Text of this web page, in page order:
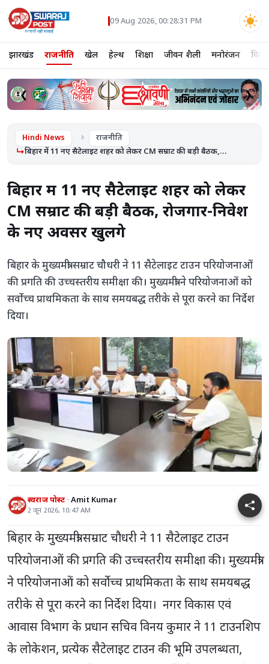
09 Aug 2026, 00:28:32 PM
झारखंड राजनीति खेल हेल्थ शिक्षा जीवन शैली मनोरंजन विदेश
❮ ❯
Hindi News राजनीति
बिहार में 11 नए सैटेलाइट शहर को लेकर CM सम्राट की बड़ी बैठक,...
बिहार में 11 नए सैटेलाइट शहर को लेकर
CM सम्राट की बड़ी बैठक, रोजगार-निवेश
के नए अवसर खुलेंगे
बिहार के मुख्यमंत्री सम्राट चौधरी ने 11 सैटेलाइट टाउन परियोजनाओं
की प्रगति की उच्चस्तरीय समीक्षा की। मुख्यमंत्री ने परियोजनाओं को
सर्वोच्च प्राथमिकता के साथ समयबद्ध तरीके से पूरा करने का निर्देश
दिया।
स्वराज पोस्ट Amit Kumar
2 जून 2026, 10:47 AM
बिहार के मुख्यमंत्री सम्राट चौधरी ने 11 सैटेलाइट टाउन
परियोजनाओं की प्रगति की उच्चस्तरीय समीक्षा की। मुख्यमंत्री
ने परियोजनाओं को सर्वोच्च प्राथमिकता के साथ समयबद्ध
तरीके से पूरा करने का निर्देश दिया। नगर विकास एवं
आवास विभाग के प्रधान सचिव विनय कुमार ने 11 टाउनशिप
के लोकेशन, प्रत्येक सैटेलाइट टाउन की भूमि उपलब्धता,